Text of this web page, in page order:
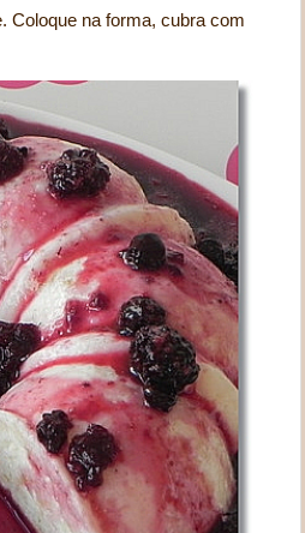
Coloque na forma, cubra com